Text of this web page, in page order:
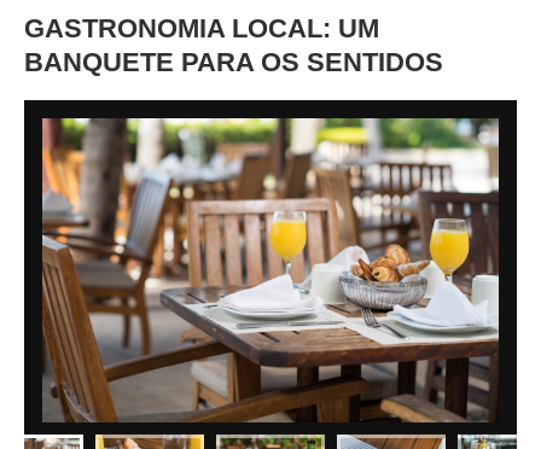
GASTRONOMIA LOCAL: UM
BANQUETE PARA OS SENTIDOS